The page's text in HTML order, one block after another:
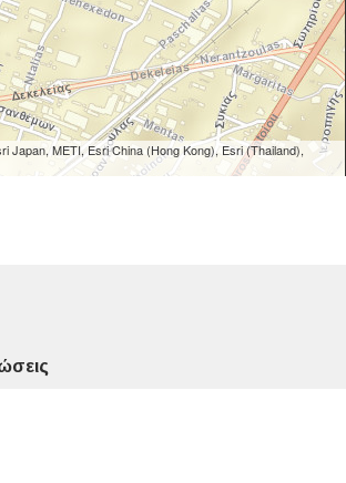
METI, Esri China (Hong Kong), Esri (Thailand),